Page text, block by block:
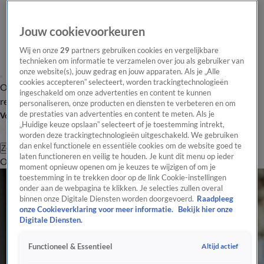
Overzicht Laatste nieuws Regionieuws Het beste van Hart
Tip de
redactie
Volg Hart van Nederland
Zoeken
OverzichtRegioUitzendingenWeerTip de redactiePanelVideo's
Jouw cookievoorkeuren
Wij en onze29 partners gebruiken cookies en vergelijkbare
technieken om informatie te verzamelen over jou als gebruiker van
onze website(s), jouw gedrag en jouw apparaten. Als je „Alle
cookies accepteren” selecteert, worden trackingtechnologieën
ingeschakeld om onze advertenties en content te kunnen
personaliseren, onze producten en diensten te verbeteren en om
de prestaties van advertenties en content te meten. Als je
„Huidige keuze opslaan” selecteert of je toestemming intrekt,
worden deze trackingtechnologieën uitgeschakeld. We gebruiken
dan enkel functionele en essentiële cookies om de website goed te
laten functioneren en veilig te houden. Je kunt dit menu op ieder
moment opnieuw openen om je keuzes te wijzigen of om je
toestemming in te trekken door op de link Cookie-instellingen
onder aan de webpagina te klikken. Je selecties zullen overal
binnen onze Digitale Diensten worden doorgevoerd. Raadpleeg
onze Cookieverklaring voor meer informatie.
Bekijk hier onze
Digitale Diensten.
Functioneel & Essentieel Altijd actief